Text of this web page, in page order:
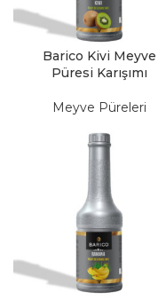
Barico Kivi Meyve
Püresi Karışımı
Meyve Püreleri